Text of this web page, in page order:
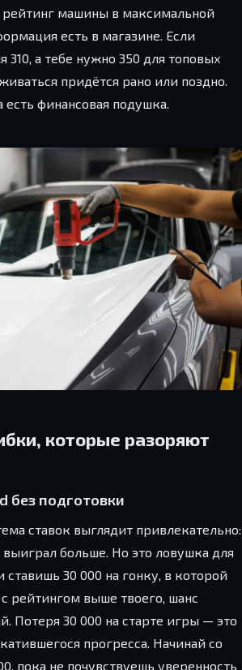
машины в максимальной
есть в магазине. Если
310, а тебе нужно 350 для топовых
придётся рано или поздно.
финансовая подушка.
которые разоряют
без подготовки
ставок выглядит привлекательно:
больше. Но это ловушка для
ставишь 30 000 на гонку, в которой
рейтингом выше твоего, шанс
Потеря 30 000 на старте игры — это
прогресса. Начинай со
пока не почувствуешь уверенность